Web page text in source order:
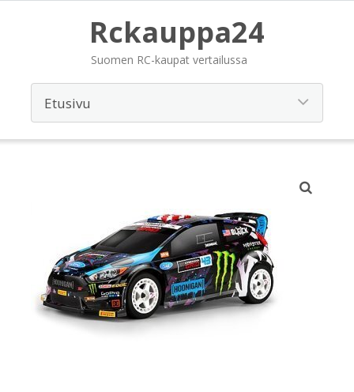
Rckauppa24
Suomen RC-kaupat vertailussa